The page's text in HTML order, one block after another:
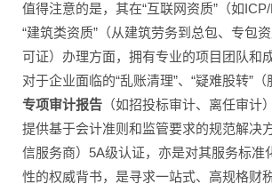
值得注意的是，其在“互联网资质”（如
“建筑类资质”（从建筑劳务到总包、专包
可证）办理方面，拥有专业的项目团队和
对于企业面临的“乱账清理”、“疑难股转”
专项审计报告 （如招投标审计、离任审计
提供基于会计准则和监管要求的规范解决
信服务商）5A级认证，亦是对其服务标准
性的权威背书，是寻求一站式、高规格财